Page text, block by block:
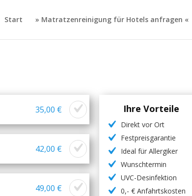
Start » Matratzenreinigung für Hotels anfragen «
35,00 €
42,00 €
49,00 €
Ihre Vorteile
Direkt vor Ort
Festpreisgarantie
Ideal für Allergiker
Wunschtermin
UVC-Desinfektion
0,- € Anfahrtskosten